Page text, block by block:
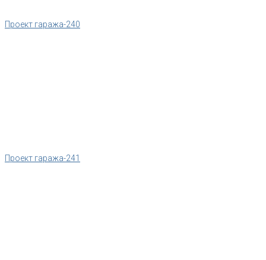
Проект гаража-240
Проект гаража-241